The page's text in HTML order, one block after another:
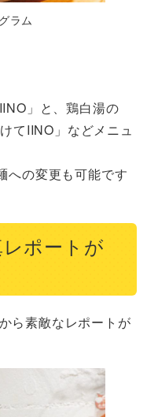
ラム
」と、鶏白湯の
てIINO」などメニュ
への変更も可能です
ポートが
ら素敵なレポートが